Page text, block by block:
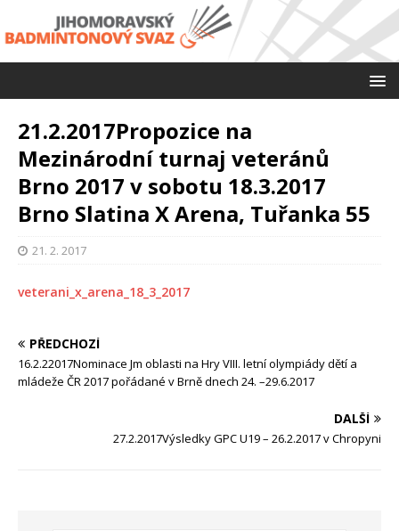
21.2.2017Propozice na
Mezinárodní turnaj veteránů
Brno 2017 v sobotu 18.3.2017
Brno Slatina X Arena, Tuřanka 55
21. 2. 2017
veterani_x_arena_18_3_2017
PŘEDCHOZÍ
16.2.22017Nominace Jm oblasti na Hry VIII. letní olympiády dětí a
mládeže ČR 2017 pořádané v Brně dnech 24. –29.6.2017
DALŠÍ
27.2.2017Výsledky GPC U19 – 26.2.2017 v Chropyni